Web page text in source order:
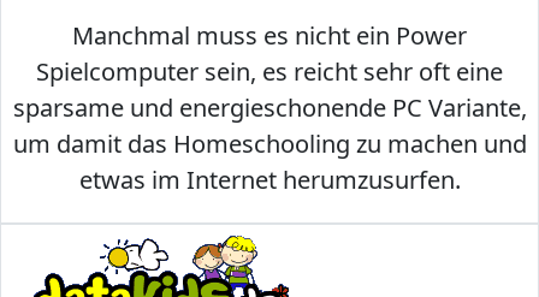
Manchmal muss es nicht ein Power
Spielcomputer sein, es reicht sehr oft eine
sparsame und energieschonende PC Variante,
um damit das Homeschooling zu machen und
etwas im Internet herumzusurfen.